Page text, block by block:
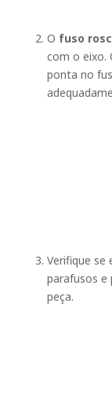
O fuso
com o eixo.
ponta no
Verifique se
parafusos e
peça.